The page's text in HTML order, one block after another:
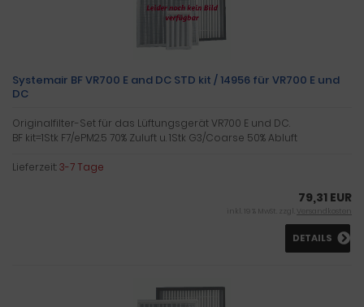
Systemair BF VR700 E and DC STD kit / 14956 für VR700 E und
DC
Originalfilter-Set für das Lüftungsgerät VR700 E und DC.
BF kit=1Stk F7/ePM2.5 70% Zuluft u. 1Stk G3/Coarse 50% Abluft
Lieferzeit:3-7 Tage
79,31 EUR
inkl. 19 % MwSt. zzgl. Versandkosten
DETAILS